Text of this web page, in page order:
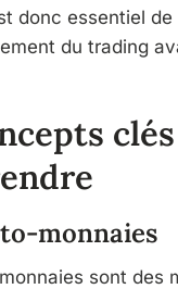
donc essentiel
du trading
monnaies
sont des